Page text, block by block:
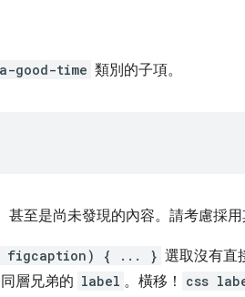
a-good-time 類別的子項。
甚至是尚未發現的內容。請考慮採用
figcaption) { ... } 選取沒有直
同層兄弟的 label 。橫移！
css